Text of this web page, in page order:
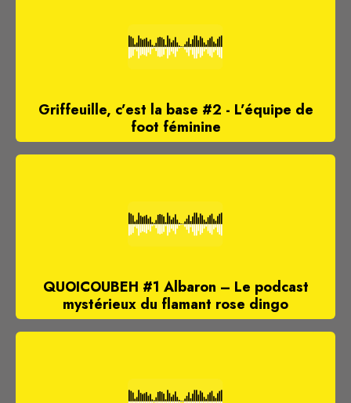
Griffeuille, c’est la base #2 - L’équipe de
foot féminine
QUOICOUBEH #1 Albaron – Le podcast
mystérieux du flamant rose dingo